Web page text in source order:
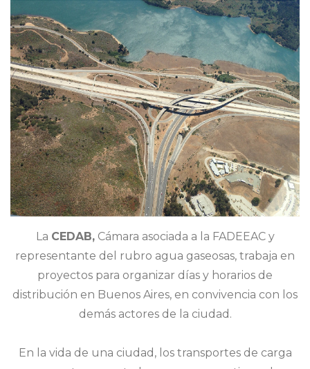
La CEDAB,Cámara asociada a la FADEEAC y
representante del rubro agua gaseosas, trabaja en
proyectos para organizar días y horarios de
distribución en Buenos Aires, en convivencia con los
demás actores de la ciudad.
En la vida de una ciudad, los transportes de carga